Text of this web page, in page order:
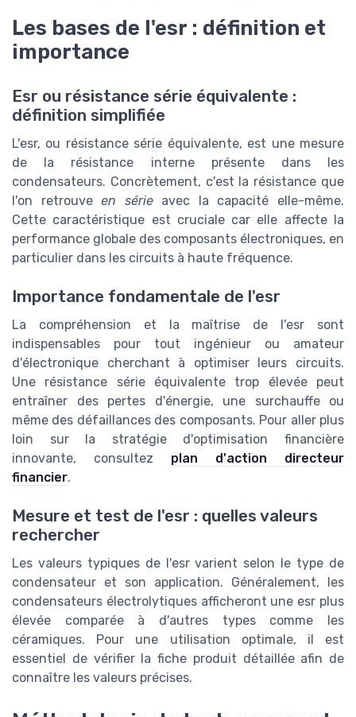
Les bases de l'esr : définition et
importance
Esr ou résistance série équivalente :
définition simplifiée
L'esr, ou résistance série équivalente, est une mesure
de la résistance interne présente dans les
condensateurs. Concrètement, c'est la résistance que
l'on retrouveen sérieavec la capacité elle-même.
Cette caractéristique est cruciale car elle affecte la
performance globale des composants électroniques, en
particulier dans les circuits à haute fréquence.
Importance fondamentale de l'esr
La compréhension et la maîtrise de l'esr sont
indispensables pour tout ingénieur ou amateur
d'électronique cherchant à optimiser leurs circuits.
Une résistance série équivalente trop élevée peut
entraîner des pertes d'énergie, une surchauffe ou
même des défaillances des composants. Pour aller plus
loin sur la stratégie d'optimisation financière
innovante, consultez plan d'action directeur
financier.
Mesure et test de l'esr : quelles valeurs
rechercher
Les valeurs typiques de l'esr varient selon le type de
condensateur et son application. Généralement, les
condensateurs électrolytiques afficheront une esr plus
élevée comparée à d'autres types comme les
céramiques. Pour une utilisation optimale, il est
essentiel de vérifier la fiche produit détaillée afin de
connaître les valeurs précises.